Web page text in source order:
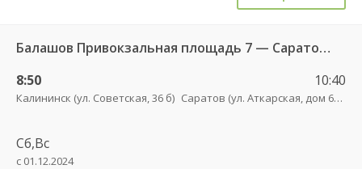
Балашов Привокзальная площадь 7 — Саратов АВ Центральный (ул им Пугачева 179 А) 603-1
8:50
Калининск (ул. Советская, 36 б)
10:40
Саратов (ул. Аткарская, дом 66 А)
Сб,Вс
с 01.12.2024